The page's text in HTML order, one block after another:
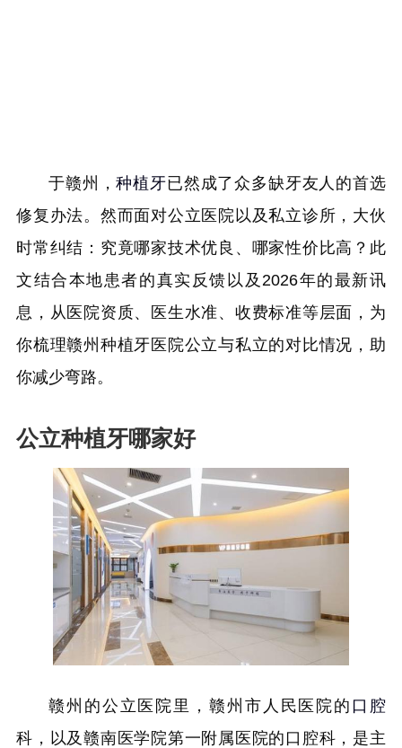
于赣州，种植牙已然成了众多缺牙友人的首选
修复办法。然而面对公立医院以及私立诊所，大伙
时常纠结：究竟哪家技术优良、哪家性价比高？此
文结合本地患者的真实反馈以及2026年的最新讯
息，从医院资质、医生水准、收费标准等层面，为
你梳理赣州种植牙医院公立与私立的对比情况，助
你减少弯路。
公立种植牙哪家好
赣州的公立医院里，赣州市人民医院的 口腔
科，以及赣南医学院第一附属医院的口腔科，是主